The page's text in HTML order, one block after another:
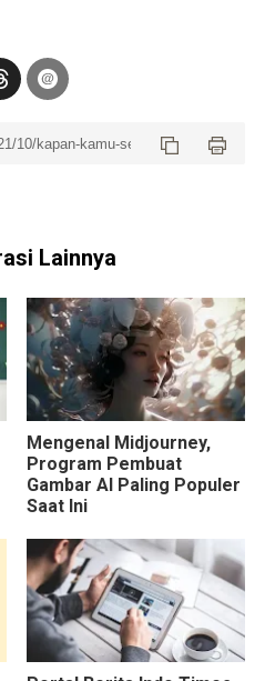
Lainnya
Mengenal Midjourney,
Program Pembuat
Gambar AI Paling Populer
Saat Ini